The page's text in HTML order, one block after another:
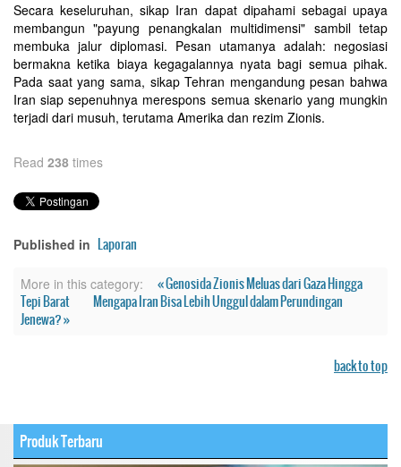
Secara keseluruhan, sikap Iran dapat dipahami sebagai upaya
membangun "payung penangkalan multidimensi" sambil tetap
membuka jalur diplomasi. Pesan utamanya adalah: negosiasi
bermakna ketika biaya kegagalannya nyata bagi semua pihak.
Pada saat yang sama, sikap Tehran mengandung pesan bahwa
Iran siap sepenuhnya merespons semua skenario yang mungkin
terjadi dari musuh, terutama Amerika dan rezim Zionis.
Read 238 times
Published in Laporan
More in this category:
« Genosida Zionis Meluas dari Gaza Hingga
Tepi Barat
Mengapa Iran Bisa Lebih Unggul dalam Perundingan
Jenewa? »
back to top
Produk Terbaru